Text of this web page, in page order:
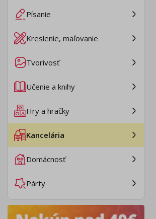
Písanie
Kreslenie, maľovanie
Tvorivosť
Učenie a knihy
Hry a hračky
Kancelária
Domácnosť
Párty